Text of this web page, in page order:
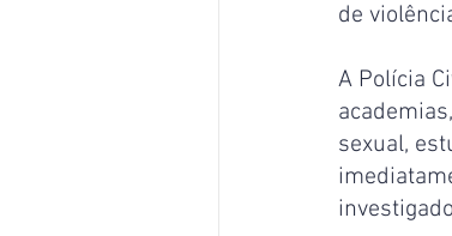
de
A Polícia
sexual,